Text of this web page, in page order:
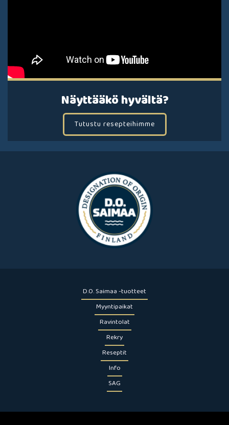
Näyttääkö hyvältä?
Tutustu resepteihimme
D.O. Saimaa -tuotteet
Myyntipaikat
Ravintolat
Rekry
Reseptit
Info
SAG